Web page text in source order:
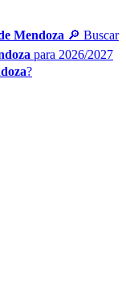
Mendoza 🔎 Buscar
para 2026/2027
?